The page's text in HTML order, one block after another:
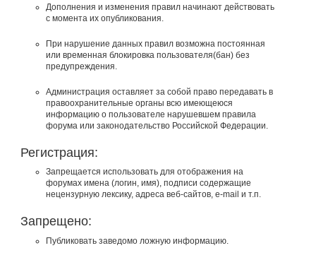
Дополнения и изменения правил начинают действовать
с момента их опубликования.
При нарушение данных правил возможна постоянная
или временная блокировка пользователя(бан) без
предупреждения.
Администрация оставляет за собой право передавать в
правоохранительные органы всю имеющеюся
информацию о пользователе нарушевшем правила
форума или законодательство Российской Федерации.
Регистрация:
Запрещается использовать для отображения на
форумах имена (логин, имя), подписи содержащие
нецензурную лексику, адреса веб-сайтов, e-mail и т.п.
Запрещено:
Публиковать заведомо ложнyю инфоpмацию.